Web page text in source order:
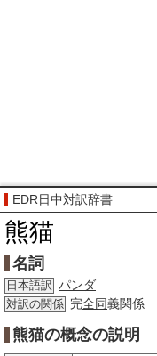
EDR日中対訳辞書
熊猫
名詞
日本語訳 パンダ
対訳の関係 完全同義関係
熊猫の概念の説明